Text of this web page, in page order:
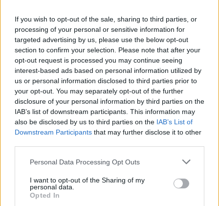
If you wish to opt-out of the sale, sharing to third parties, or
processing of your personal or sensitive information for
targeted advertising by us, please use the below opt-out
section to confirm your selection. Please note that after your
opt-out request is processed you may continue seeing
interest-based ads based on personal information utilized by
us or personal information disclosed to third parties prior to
your opt-out. You may separately opt-out of the further
disclosure of your personal information by third parties on the
IAB’s list of downstream participants. This information may
also be disclosed by us to third parties on the IAB’s List of
Downstream Participants that may further disclose it to other
Personal Data Processing Opt Outs
I want to opt-out of the Sharing of my
personal data.
Opted In
Ο Ντάνιελ Κρέγκ στην πρεμιέρα της ταινίας "No Time To Die'" στο Λονδίνο
Τη δέκατη θέση μοιράζονται ηΜίλι Μπόμπι
Μπράουν, οΤζον Σίνα(26 εκ. δολάρια), ηΡιζ
Γουίδερσπουν(26 εκ. δολάρια)
Τζένιφερ Άνιστον (20 εκ. δολάρια), Κάμερον Ντίαζ (20 εκ.
δολάρια) Τζέισον Μπέιτμαν (19 εκ. δολάρια).